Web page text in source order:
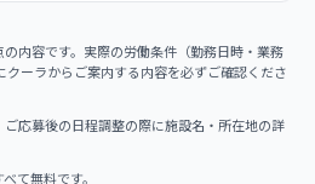
内容です。実際の労働条件（勤務日時・業務
クーラからご案内する内容を必ずご確認くださ
応募後の日程調整の際に施設名・所在地の詳
て無料です。